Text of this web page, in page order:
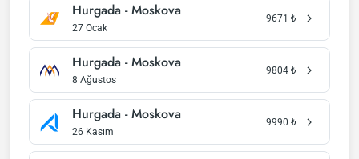
Hurgada - Moskova
27 Ocak
9671 ₺
Hurgada - Moskova
8 Ağustos
9804 ₺
Hurgada - Moskova
26 Kasım
9990 ₺